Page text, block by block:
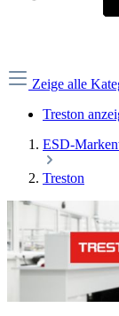
Zeige alle
Treston
ESD-
Treston